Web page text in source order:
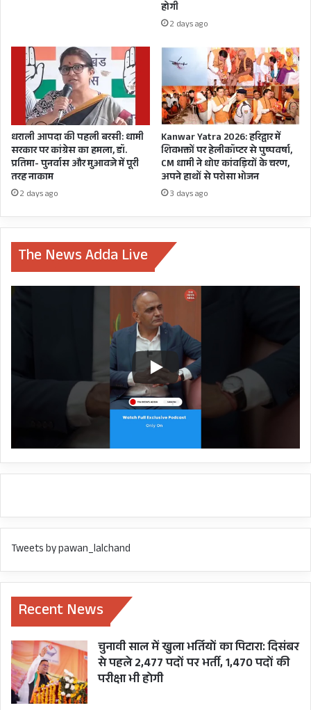
गैंगरेप की इस घटना में एक बार फिर यूपी पुलिस की
लापरवाही उजागर हो गई है। पीड़िता के घर वालों का
आरोप है कि जब वे शिकायत लेकर थाने गए तो पुलिस ने
कार्रवाई की बात कह घर भेज दिया। लेकिन छह दिन
इंतजार करने के बाद पीड़ित छह सितंबर को SSP हेमंत
कुटियाल से मिली जिसके बाद एसएसपी के निर्देश पर सात
सितम्बर को केस दर्ज हो सका। लेकिन पहली गिरफ्तारी
मंगलवार को वीडियो वायरल होने के बाद ही को गई।
CRIME IN UP
GANGRAPE IN UP
MURADABAD
होगी
2 days ago
धराली आपदा की पहली बरसी: धामी
सरकार पर कांग्रेस का हमला, डॉ.
प्रतिमा- पुनर्वास और मुआवजे में पूरी
तरह नाकाम
2 days ago
Kanwar Yatra 2026: हरिद्वार में
शिवभक्तों पर हेलीकॉप्टर से पुष्पवर्षा,
CM धामी ने धोए कांवड़ियों के चरण,
अपने हाथों से परोसा भोजन
3 days ago
The News Adda Live
Tweets by pawan_lalchand
Recent News
चुनावी साल में खुला भर्तियों का पिटारा: दिसंबर
से पहले 2,477 पदों पर भर्ती, 1,470 पदों की
परीक्षा भी होगी